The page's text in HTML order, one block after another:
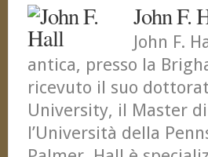
John F.
John F.
antica, presso la
ricevuto il suo
University, il Master
l’Università della